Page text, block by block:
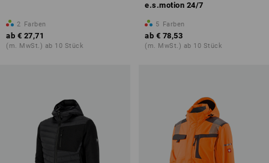
2 Farben
ab € 27,71
(m. MwSt.) ab 10 Stück
e.s.motion 24/7
5 Farben
ab € 78,53
(m. MwSt.) ab 10 Stück